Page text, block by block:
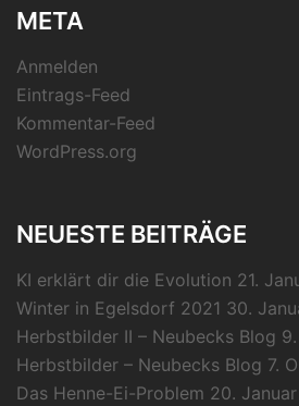
META
Anmelden
Eintrags-Feed
Kommentar-Feed
WordPress.org
NEUESTE BEITRÄGE
KI erklärt dir die Evolution 21.
Winter in Egelsdorf 2021 30.
Herbstbilder II – Neubecks Blog
Herbstbilder – Neubecks Blog 7.
Das Henne-Ei-Problem 20.